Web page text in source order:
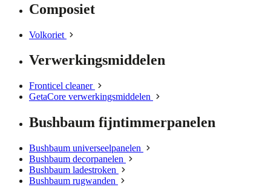
Composiet
Volkoriet
Verwerkingsmiddelen
Fronticel cleaner
GetaCore verwerkingsmiddelen
Bushbaum fijntimmerpanelen
Bushbaum universeelpanelen
Bushbaum decorpanelen
Bushbaum ladestroken
Bushbaum rugwanden